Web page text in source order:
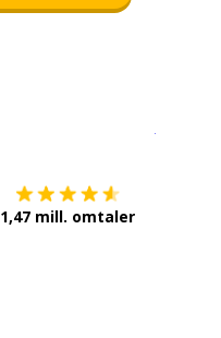
1,47 mill. omtaler